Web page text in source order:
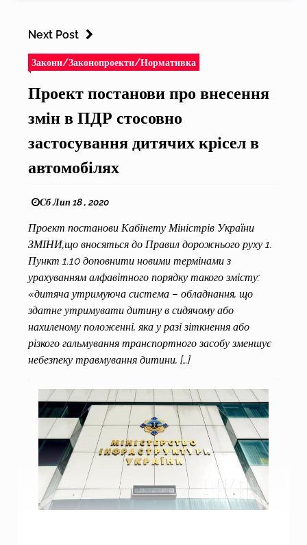
Next Post
Закони/Законопроекти/Нормативка
Проект постанови про внесення
змін в ПДР стосовно
застосування дитячих крісел в
автомобілях
Сб Лип 18 , 2020
Проект постанови Кабінету Міністрів України
ЗМІНИ,що вносяться до Правил дорожнього руху 1.
Пункт 1.10 доповнити новими термінами з
урахуванням алфавітного порядку такого змісту:
«дитяча утримуюча система – обладнання, що
здатне утримувати дитину в сидячому або
нахиленому положенні, яка у разі зіткнення або
різкого гальмування транспортного засобу зменшує
небезпеку травмування дитини, […]